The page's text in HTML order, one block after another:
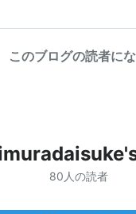
このブログの読者に
80人の読者